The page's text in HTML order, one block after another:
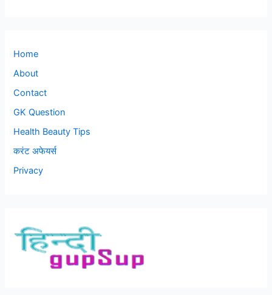
Home
About
Contact
GK Question
Health Beauty Tips
करंट अफेयर्स
Privacy